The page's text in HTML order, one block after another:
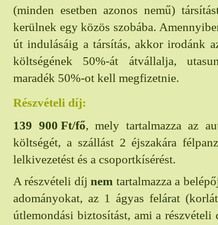
(minden esetben azonos nemű)
kerülnek egy közös szobába.
út indulásáig a társítás, akkor irodánk
költségének 50%-át átvállalja,
maradék 50%-ot kell megfizetnie.
Részvételi díj:
139 900 Ft/fő, mely tartalmazza az
költségét, a szállást 2 éjszakára
lelkivezetést és a csoportkísérést.
A részvételi díjnem tartalmazza a
adományokat, az 1 ágyas felárat
útlemondási biztosítást, ami a részvételi